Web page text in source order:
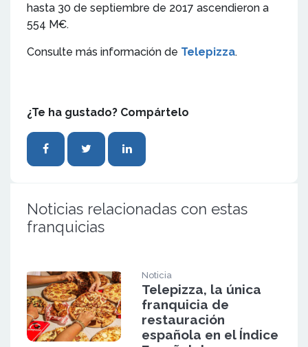
hasta 30 de septiembre de 2017 ascendieron a
554 M€.
Consulte más información de Telepizza.
¿Te ha gustado? Compártelo
Noticias relacionadas con estas
franquicias
Noticia
Telepizza, la única
franquicia de
restauración
española en el Índice